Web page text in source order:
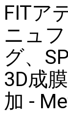
FITア
ニュ
グ、
3D成
加 -